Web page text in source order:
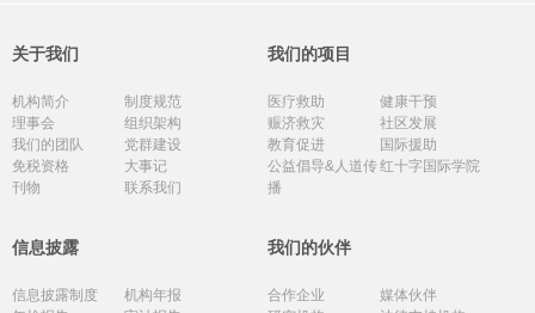
关于我们
机构简介
制度规范
理事会
组织架构
我们的团队
党群建设
免税资格
大事记
刊物
联系我们
我们的项目
医疗救助
健康干预
赈济救灾
社区发展
教育促进
国际援助
公益倡导&人道传
播
红十字国际学院
信息披露
信息披露制度
机构年报
我们的伙伴
合作企业
媒体伙伴